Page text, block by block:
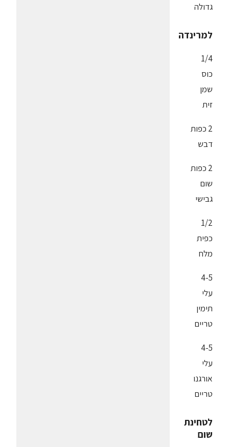
גדולה
למרינדה
1/4
כוס
שמן
זית
2 כפות
דבש
2 כפות
שום
גבישי
1/2
כפית
מלח
4-5
עלי
תימין
טריים
4-5
עלי
אורגנו
טריים
לטחינת
שום